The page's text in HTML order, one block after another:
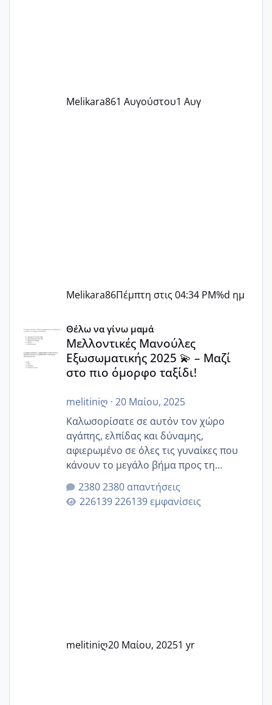
Melikara861 Αυγούστου1 Αυγ
Melikara86Πέμπτη στις 04:34 PM%d ημ
Μελλοντικές Μανούλες Εξωσωματικής 2025 💫 – Μαζί
Θέλω να γίνω μαμά
Μελλοντικές Μανούλες
Εξωσωματικής 2025 💫 – Μαζί
στο πιο όμορφο ταξίδι!
melitiniღ · 20 Μαίου, 2025
Καλωσορίσατε σε αυτόν τον χώρο
αγάπης, ελπίδας και δύναμης,
αφιερωμένο σε όλες τις γυναίκες που
κάνουν το μεγάλο βήμα προς τη
μητρότητα μέσω εξωσωματικής το 2025.
Εδώ θα μοιραστούμε αγωνίες, χαρές,
εμπειρίες και κάθε μικρή ή μεγάλη
2380 απαντήσεις
226139 εμφανίσεις
melitiniღ20 Μαίου, 20251 yr